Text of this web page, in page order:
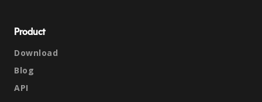
Product
Download
Blog
API